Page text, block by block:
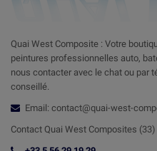
Quai West Composite : Votre
peintures professionnelles auto,
nous contacter avec le chat ou par
conseillé.
Email: contact@quai-west-
Contact Quai West Composites (33)